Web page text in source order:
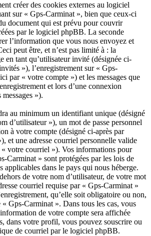
créer des cookies externes au logiciel
sur « Gps-Carminat », bien que ceux-ci
document qui est prévu pour couvrir
par le logiciel phpBB. La seconde
l’information que vous nous envoyez et
peut être, et n’est pas limité à : la
en tant qu’utilisateur invité (désignée ci-
»), l’enregistrement sur « Gps-
par « votre compte ») et les messages que
et lors d’une connexion
»).
au minimum un identifiant unique (désigné
d’utilisateur »), un mot de passe personnel
à votre compte (désigné ci-après par
et une adresse courriel personnelle valide
« votre courriel »). Vos informations pour
Carminat » sont protégées par les lois de
applicables dans le pays qui nous héberge.
de votre nom d’utilisateur, de votre mot
courriel requise par « Gps-Carminat »
qu’elle soit obligatoire ou non,
« Gps-Carminat ». Dans tous les cas, vous
de votre compte sera affichée
dans votre profil, vous pouvez souscrire ou
de courriel par le logiciel phpBB.